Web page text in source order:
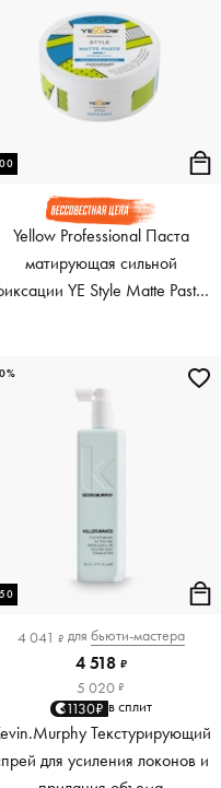
Yellow Professional Паста
матирующая сильной
YE Style Matte Paste,
4 041 ₽ для бьюти-мастера
4 518 ₽
5 020 ₽
1130₽ в сплит
Текстурирующий
для усиления локонов и